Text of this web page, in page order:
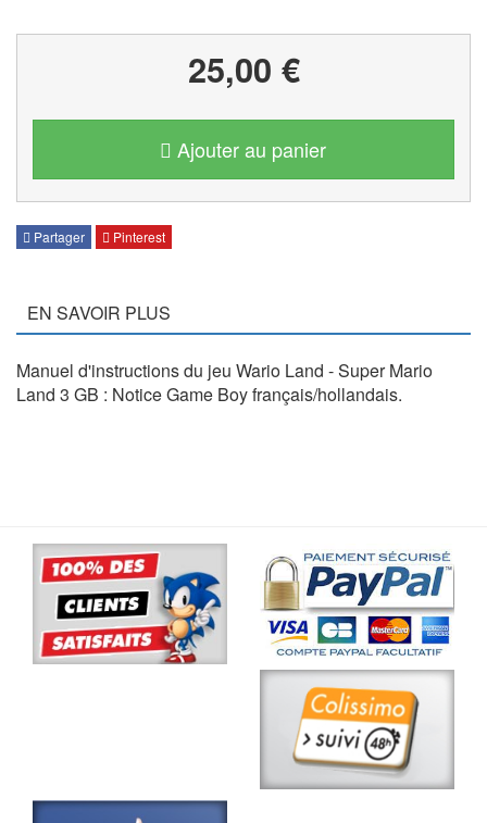
25,00 €
Ajouter au panier
Partager Pinterest
EN SAVOIR PLUS
Manuel d'instructions du jeu Wario Land - Super Mario
Land 3 GB : Notice Game Boy français/hollandais.